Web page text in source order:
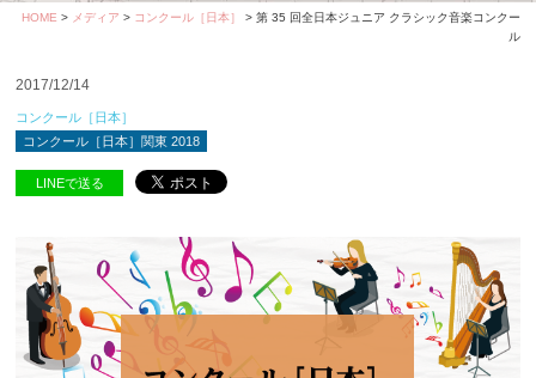
HOME > メディア > コンクール［日本］
> 第 35 回全日本ジュニア クラシック音楽コンクー
ル
2017/12/14
コンクール［日本］
コンクール［日本］関東 2018
LINEで送る